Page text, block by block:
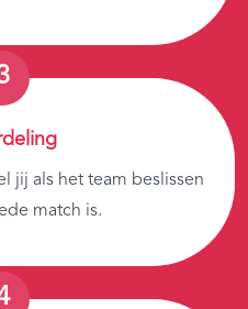
jij als het team beslissen
match is.